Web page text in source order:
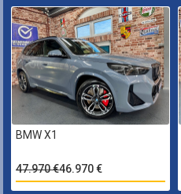
BMW X1
47.970 €46.970 €